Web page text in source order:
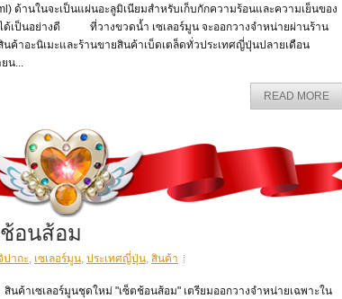
ด้านในจะเป็นแผ่นอะลูมิเนียมสำหรับเก็บกักความร้อนและความเย็นของ
ด้เป็นอย่างดี ที่วางขวดน้ำ เซเลอร์มูน จะออกวางจำหน่ายผ่านร้าน
นค้าอะนิเมะและร้านขายสินค้าเบ็ดเตล็ดทั่วประเทศญี่ปุ่นปลายเดือน
ยน...
READ MORE
อนส้อม
ปาถะ, เซเลอร์มูน, ประเทศญี่ปุ่น, สินค้า
าเซเลอร์มูนชุดใหม่ "เซ็ตช้อนส้อม" เตรียมออกวางจำหน่ายเฉพาะใน